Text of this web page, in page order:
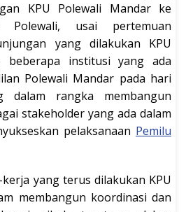
KPU Polewali Mandar ke
Polewali, usai pertemuan
yang dilakukan KPU
beberapa institusi yang ada
Polewali Mandar pada hari
dalam rangka membangun
stakeholder yang ada dalam
pelaksanaan Pemilu
yang terus dilakukan KPU
membangun koordinasi dan